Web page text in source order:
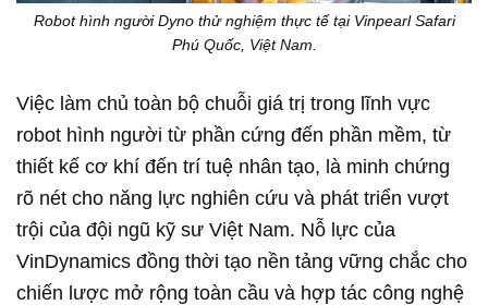
Robot hình người Dyno thử nghiệm thực tế tại Vinpearl Safari
Phú Quốc, Việt Nam.
Việc làm chủ toàn bộ chuỗi giá trị trong lĩnh vực
robot hình người từ phần cứng đến phần mềm, từ
thiết kế cơ khí đến trí tuệ nhân tạo, là minh chứng
rõ nét cho năng lực nghiên cứu và phát triển vượt
trội của đội ngũ kỹ sư Việt Nam. Nỗ lực của
VinDynamics đồng thời tạo nền tảng vững chắc cho
chiến lược mở rộng toàn cầu và hợp tác công nghệ